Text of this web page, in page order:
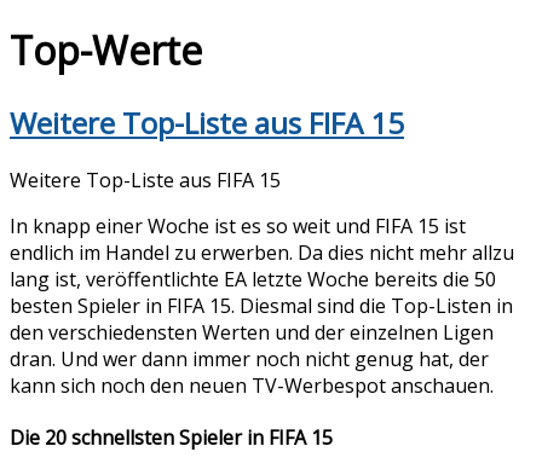
Top-Werte
Weitere Top-Liste aus FIFA 15
Weitere Top-Liste aus FIFA 15
In knapp einer Woche ist es so weit und FIFA 15 ist
endlich im Handel zu erwerben. Da dies nicht mehr allzu
lang ist, veröffentlichte EA letzte Woche bereits die 50
besten Spieler in FIFA 15. Diesmal sind die Top-Listen in
den verschiedensten Werten und der einzelnen Ligen
dran. Und wer dann immer noch nicht genug hat, der
kann sich noch den neuen TV-Werbespot anschauen.
Die 20 schnellsten Spieler in FIFA 15